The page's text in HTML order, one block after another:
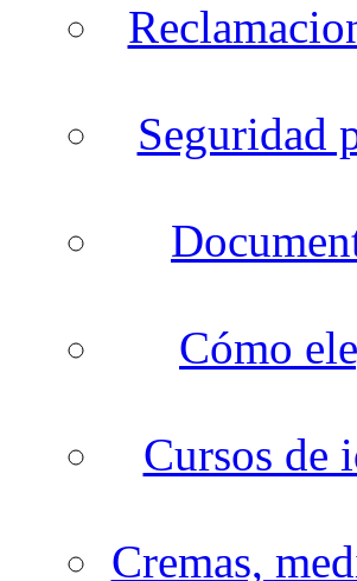
Seguridad
Cómo
Cursos de
Cremas,